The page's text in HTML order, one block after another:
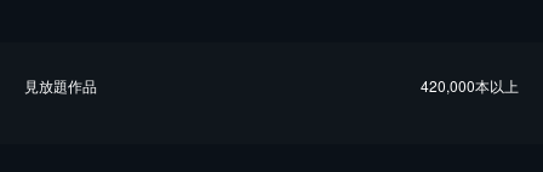
⾒放題作品 420,000本以上